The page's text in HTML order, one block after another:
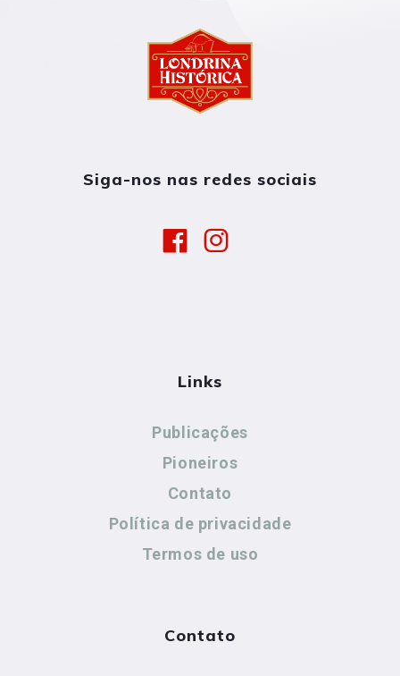
Siga-nos nas redes sociais
Links
Publicações
Pioneiros
Contato
Política de privacidade
Termos de uso
Contato